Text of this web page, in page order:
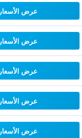
عرض الأسعار
عرض الأسعار
عرض الأسعار
عرض الأسعار
عرض الأسعار